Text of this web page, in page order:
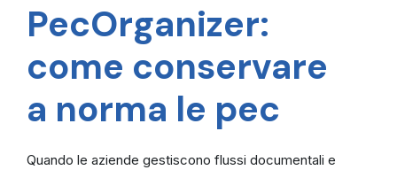
PecOrganizer:
come conservare
a norma le pec
Quando le aziende gestiscono flussi documentali e